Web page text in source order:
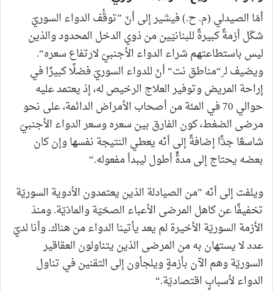
أمّا الصيدلي (م. ح.) فيشير إلى أنّ ”توقُّف الدواء السوريّ
شكّل أزمةً كبيرةً للبنانيّين من ذوي الدخل المحدود والذين
ليس باستطاعتهم شراء الدواء الأجنبيّ لارتفاع سعره“.
ويضيف لـ ِ“مناطق نت“ أنّ للدواء السوريّ فضلًا كبيرًا في
إراحة المريض وتوفير العلاج الرخيص له، إذ يعتمد عليه
حوالي 70 في المئة من أصحاب الأمراض الدائمة، على نحو
مرضى الضغط، كون الفارق بين سعره وسعر الدواء الأجنبيّ
شاسعًا جدًّا إضافةً إلى أنّه يعطي النتيجة نفسها وإن كان
بعضه يحتاج إلى مدةٍّ أطول ليبدأ مفعوله.“
ويلفت إلى أنّه ”من الصيادلة الذين يعتمدون الأدوية السوريّة
تخفيفًا عن كاهل المرضى الأعباء الصحّيّة والمادّيّة. ومنذ
الأزمة السوريّة الأخيرة لم يعد يأتينا الدواء من هناك. وأنا لديّ
عدد لا يستهان به من المرضى الذين يتناولون العقاقير
السوريّة وهم الآن بأزمةٍ ويلجأون إلى التقنين في تناول
الدواء لأسبابٍ اقتصاديّة.“